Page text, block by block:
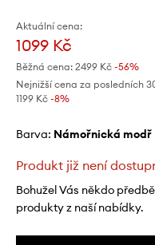
Aktuální cena:
1099 Kč
Běžná cena: 2499 Kč -56%
Nejnižší cena za posledních
1199 Kč -8%
Barva: námořnická modř
Produkt již není
Bohužel Vás někdo
produkty z naší nabídky.